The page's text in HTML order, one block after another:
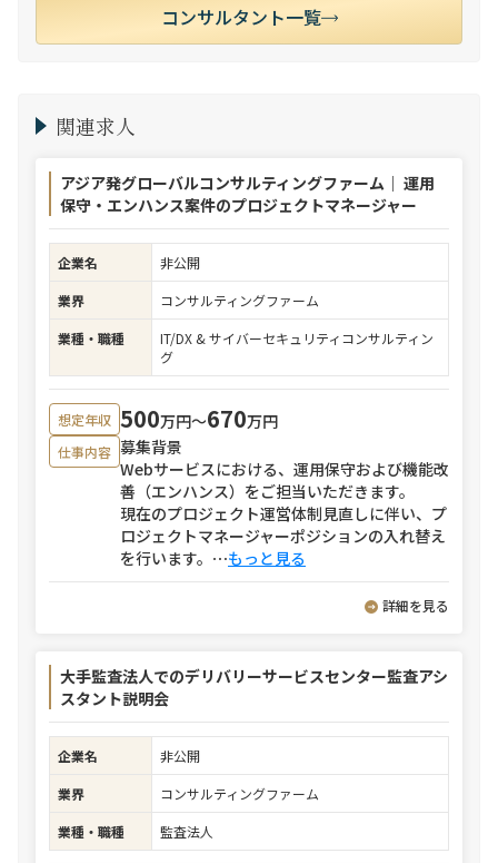
コンサルタント一覧
関連求人
アジア発グローバルコンサルティングファーム｜ 運用
保守・エンハンス案件のプロジェクトマネージャー
企業名
非公開
業界
コンサルティングファーム
業種・職種
IT/DX & サイバーセキュリティコンサルティン
グ
想定年収 500万円〜670万円
仕事内容 募集背景
Webサービスにおける、運用保守および機能改
善（エンハンス）をご担当いただきます。
現在のプロジェクト運営体制見直しに伴い、プ
ロジェクトマネージャーポジションの入れ替え
を行います。 ⋯もっと見る
詳細を見る
大手監査法人でのデリバリーサービスセンター監査アシ
スタント説明会
企業名
非公開
業界
コンサルティングファーム
業種・職種
監査法人